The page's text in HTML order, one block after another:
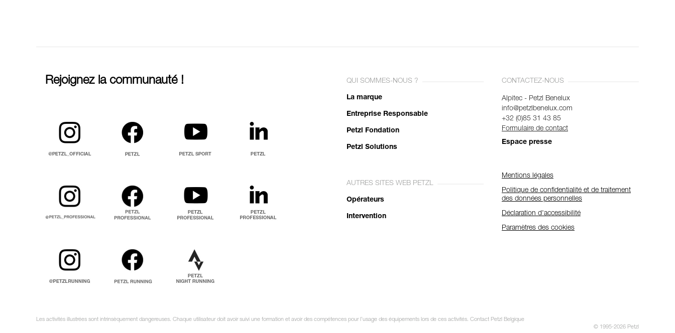
Rejoignez la communauté ! QUI SOMMES-NOUS ?
La marque
Entreprise Responsable
Petzl Fondation
Petzl Solutions
AUTRES SITES WEB PETZL
Opérateurs
Intervention
CONTACTEZ-NOUS
Alpitec - Petzl Benelux
info@petzlbenelux.com
+32 (0)85 31 43 85
Formulaire de contact
Espace presse
Mentions légales
Politique de confidentialité et de traitement
des données personnelles
Déclaration d'accessibilité
Paramètres des cookies
Les activités illustrées sont intrinsèquement dangereuses. Chaque utilisateur doit avoir suivi une formation et avoir des compétences pour l’usage des équipements lors de ces activités. Contact Petzl Belgique
© 1995-2026 Petzl